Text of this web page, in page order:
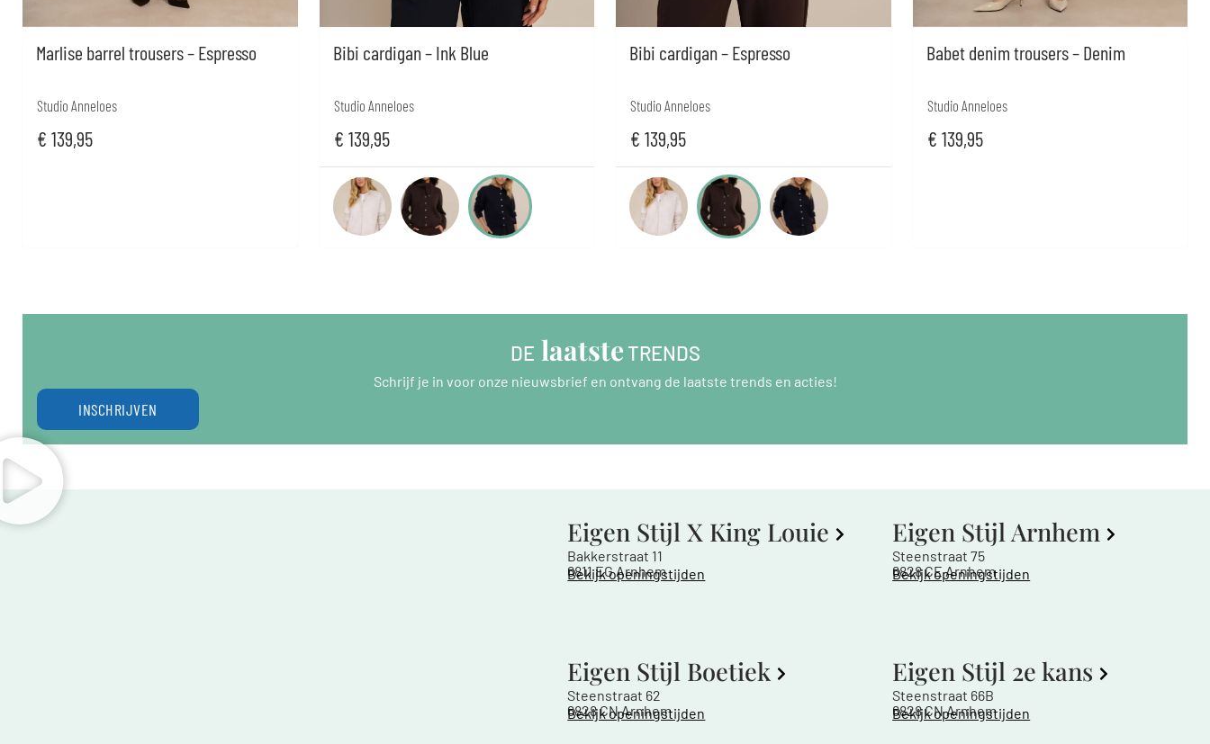
Marlise barrel trousers – Espresso
Studio Anneloes
€ 139,95
Bibi cardigan – Ink Blue
Studio Anneloes
€ 139,95
Bibi cardigan – Espresso
Studio Anneloes
€ 139,95
Babet denim trousers – Denim
Studio Anneloes
€ 139,95
DE laatste TRENDS
Schrijf je in voor onze nieuwsbrief en ontvang de laatste trends en acties!
INSCHRIJVEN
Eigen Stijl X King Louie
Bakkerstraat 11
6811 EG Arnhem
Bekijk openingstijden
Eigen Stijl Arnhem
Steenstraat 75
6828 CE Arnhem
Bekijk openingstijden
Eigen Stijl Boetiek
Steenstraat 62
6828 CN Arnhem
Bekijk openingstijden
Eigen Stijl 2e kans
Steenstraat 66B
6828 CN Arnhem
Bekijk openingstijden